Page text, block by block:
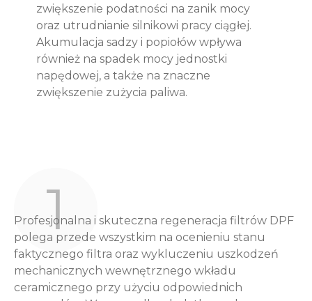
zwiększenie podatności na zanik mocy
oraz utrudnianie silnikowi pracy ciągłej.
Akumulacja sadzy i popiołów wpływa
również na spadek mocy jednostki
napędowej, a także na znaczne
zwiększenie zużycia paliwa.
1
Profesjonalna i skuteczna regeneracja filtrów DPF
polega przede wszystkim na ocenieniu stanu
faktycznego filtra oraz wykluczeniu uszkodzeń
mechanicznych wewnętrznego wkładu
ceramicznego przy użyciu odpowiednich